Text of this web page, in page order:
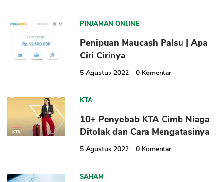
PINJAMAN ONLINE
Penipuan Maucash Palsu | Apa
Ciri Cirinya
5 Agustus 2022 0 Komentar
KTA
10+ Penyebab KTA Cimb Niaga
Ditolak dan Cara Mengatasinya
5 Agustus 2022 0 Komentar
SAHAM